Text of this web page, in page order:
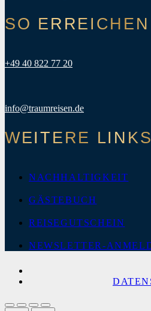
SO
+49 40 822 77 20
info@traumreisen.de
WEITERE LINKS
NACHHALTIGKEIT
GÄSTEBUCH
REISEGUTSCHEIN
NEWSLETTER-